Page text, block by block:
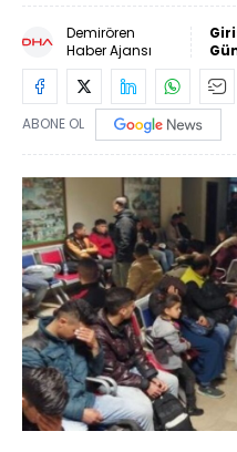
Demirören
Haber Ajansı
ABONE OL